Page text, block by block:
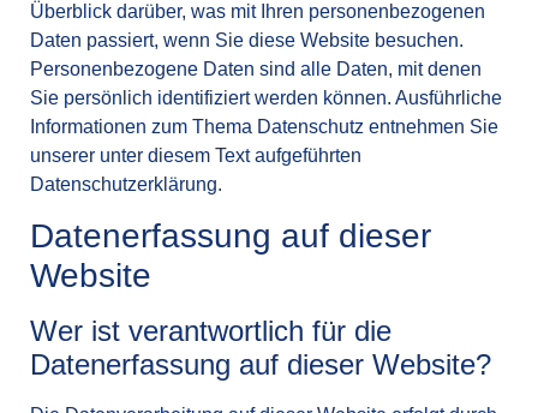
Überblick darüber, was mit Ihren personenbezogenen
Daten passiert, wenn Sie diese Website besuchen.
Personenbezogene Daten sind alle Daten, mit denen
Sie persönlich identifiziert werden können. Ausführliche
Informationen zum Thema Datenschutz entnehmen Sie
unserer unter diesem Text aufgeführten
Datenschutzerklärung.
Datenerfassung auf dieser
Website
Wer ist verantwortlich für die
Datenerfassung auf dieser Website?